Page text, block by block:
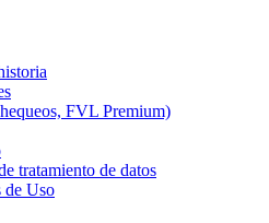
FVL Premium)
tratamiento de datos
de Uso